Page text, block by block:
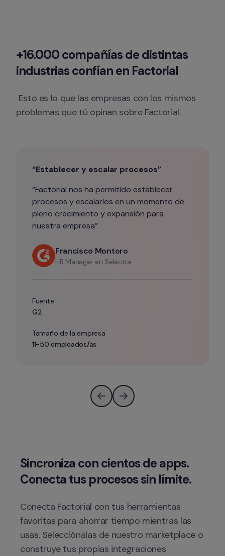
+16.000 compañías de distintas
industrias confían en Factorial
problemas que tú opinan sobre Factorial.
“Establecer y escalar procesos”
“Factorial nos ha permitido establecer
procesos y escalarlos en un momento de
pleno crecimiento y expansión para
nuestra empresa”
Francisco Montoro
HR Manager en Selectra
Fuente
G2
Tamaño de la empresa
11-50 empleados/as
Sincroniza con cientos de apps.
Conecta Factorial con tus herramientas
favoritas para ahorrar tiempo mientras las
usas. Selecciónalas de nuestro marketplace o
construye tus propias integraciones